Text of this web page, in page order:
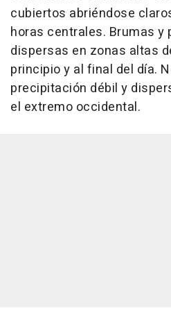
cubiertos abriéndose
horas centrales. Brumas y
dispersas en zonas altas
principio y al final del día.
precipitación débil y
el extremo occidental.